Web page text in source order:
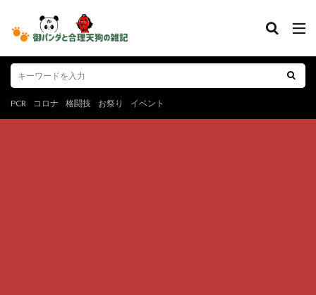
PCR コロナ 格闘技 お祭り イベント